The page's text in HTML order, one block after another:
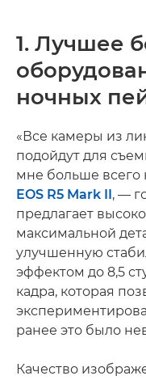
1. Лучшее
ночных
«Все камеры из
подойдут для
мне больше всего
EOS R5 Mark II , —
предлагает
максимальной
улучшенную
эффектом до 8,5
кадра, которая
ранее это было
Качество